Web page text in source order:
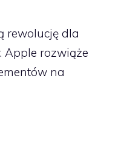
rewolucję dla
Apple rozwiąże
na